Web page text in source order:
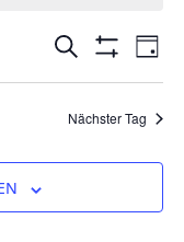
Suche
und
SUCHE TAG
Nächster Tag